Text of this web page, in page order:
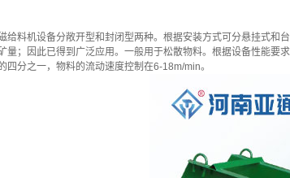
给料机设备分敞开型和封闭型两种。根据安装方式可分悬挂式和
量；因此已得到广泛应用。一般用于松散物料。根据设备性能要
四分之一，物料的流动速度控制在6-18m/min。